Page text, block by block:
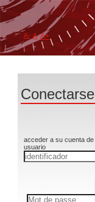
A- A A+
Conectarse
acceder a su cuenta de
usuario